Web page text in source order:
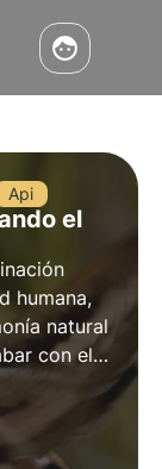
Api
el
humana,
natural
con el
artículo
este